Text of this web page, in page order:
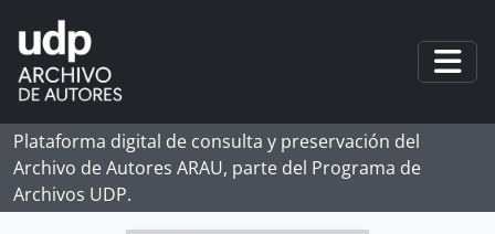
Skip to main content
Plataforma digital de consulta y preservación del
Archivo de Autores ARAU, parte del Programa de
Archivos UDP.